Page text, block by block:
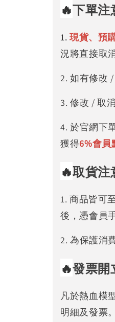
🔥下單注
1. 現貨、預
況將直接取
2. 如有修改
3. 修改 / 取
4. 於官網下
獲得6%會員
🔥取貨注
1. 商品皆可
後，憑會員
2. 為保護消
🔥發票開
凡於熱血模
明細及發票